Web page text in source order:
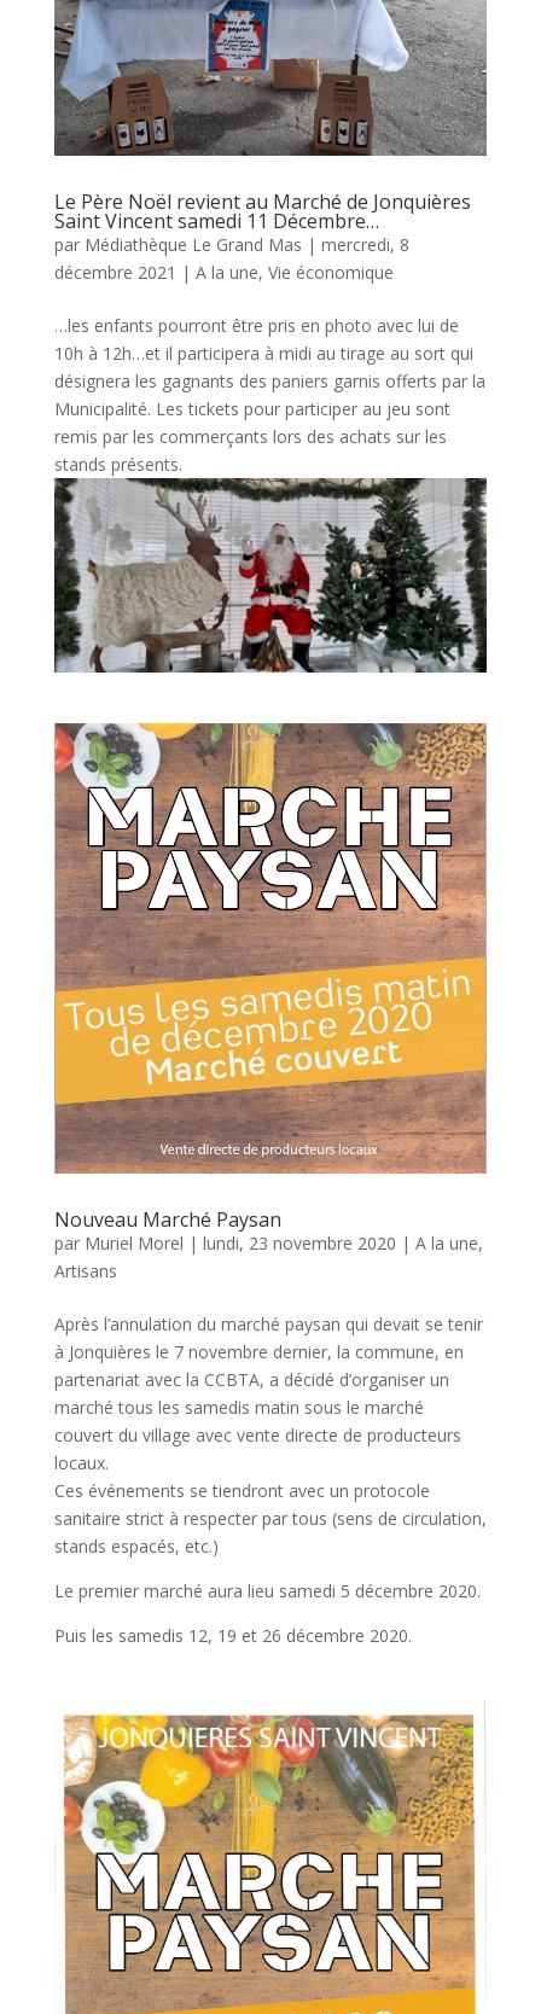
Le Père Noël revient au Marché de Jonquières
Saint Vincent samedi 11 Décembre…
par Médiathèque Le Grand Mas | mercredi, 8
décembre 2021 | A la une, Vie économique
…les enfants pourront être pris en photo avec lui de
10h à 12h…et il participera à midi au tirage au sort qui
désignera les gagnants des paniers garnis offerts par la
Municipalité. Les tickets pour participer au jeu sont
remis par les commerçants lors des achats sur les
stands présents.
Nouveau Marché Paysan
par Muriel Morel | lundi, 23 novembre 2020 | A la une,
Artisans
Après l’annulation du marché paysan qui devait se tenir
à Jonquières le 7 novembre dernier, la commune, en
partenariat avec la CCBTA, a décidé d’organiser un
marché tous les samedis matin sous le marché
couvert du village avec vente directe de producteurs
locaux.
Ces événements se tiendront avec un protocole
sanitaire strict à respecter par tous (sens de circulation,
stands espacés, etc.)
Le premier marché aura lieu samedi 5 décembre 2020.
Puis les samedis 12, 19 et 26 décembre 2020.